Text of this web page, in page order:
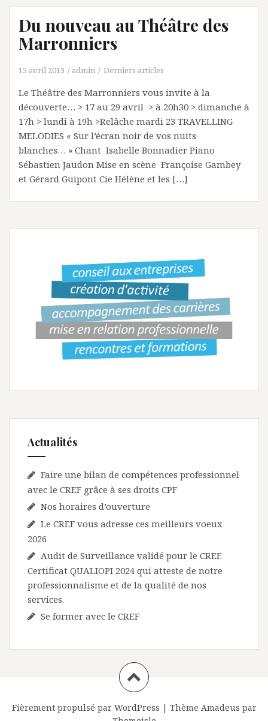
Du nouveau au Théâtre des
Marronniers
15 avril 2013 admin Derniers articles
Le Théâtre des Marronniers vous invite à la
découverte… > 17 au 29 avril > à 20h30 > dimanche à
17h > lundi à 19h >Relâche mardi 23 TRAVELLING
MELODIES « Sur l’écran noir de vos nuits
blanches… » Chant Isabelle Bonnadier Piano
Sébastien Jaudon Mise en scène Françoise Gambey
et Gérard Guipont Cie Hélène et les […]
Actualités
Faire une bilan de compétences professionnel
avec le CREF grâce à ses droits CPF
Nos horaires d’ouverture
Le CREF vous adresse ces meilleurs voeux
2026
Audit de Surveillance validé pour le CREF.
Certificat QUALIOPI 2024 qui atteste de notre
professionnalisme et de la qualité de nos
services.
Se former avec le CREF
Fièrement propulsé par WordPress | Thème Amadeus par